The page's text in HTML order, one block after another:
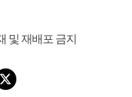
및 재배포 금지